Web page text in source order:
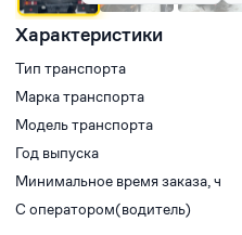
Характеристики
Тип транспорта
Марка транспорта
Модель транспорта
Год выпуска
Минимальное время заказа, ч
С оператором(водитель)